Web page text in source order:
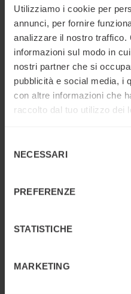
Utilizziamo i cookie per
annunci, per fornire
analizzare il nostro traffico.
informazioni sul modo in
nostri partner che si
pubblicità e social media, i
con altre informazioni che
raccolto dal tuo utilizzo dei
delNECESSARI
PREFERENZE
STATISTICHE
MARKETING
“Fare consulenza è un po’
diversa ogni giorno. Ogni
cliente con cui lavoro pone
professionale che, una
soddisfazione personale”.
“Non tutti i lavori offrono la